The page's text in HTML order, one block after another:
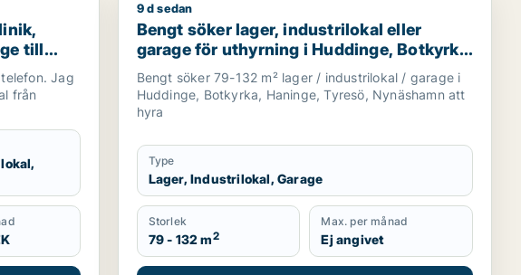
hotell eller garage till salu i Tyresö
till
Jag
från
Bengt söker lager, industrilokal eller garage för
9 d sedan
Bengt söker lager, industrilokal eller
garage för uthyrning i Huddinge, Botkyrka
eller Haninge m.fl.
Bengt söker 79-132 m² lager / industrilokal / garage i
Huddinge, Botkyrka, Haninge, Tyresö, Nynäshamn att
hyra
Type
Lager, Industrilokal, Garage
Storlek
79 - 132 m2
Max. per månad
Ej angivet